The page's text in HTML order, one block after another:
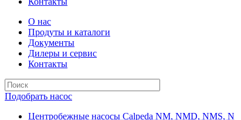
О нас
Продуты и каталоги
Документы
Дилеры и сервис
Контакты
Подобрать насос
Центробежные насосы Calpeda NM, NMD, NMS, N